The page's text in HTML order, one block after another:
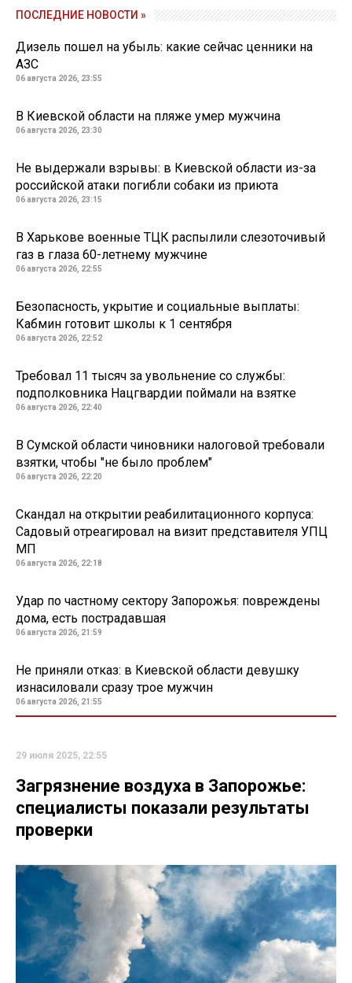
ПОСЛЕДНИЕ НОВОСТИ »
Дизель пошел на убыль: какие сейчас ценники на
АЗС
06 августа 2026, 23:55
В Киевской области на пляже умер мужчина
06 августа 2026, 23:30
Не выдержали взрывы: в Киевской области из-за
российской атаки погибли собаки из приюта
06 августа 2026, 23:15
В Харькове военные ТЦК распылили слезоточивый
газ в глаза 60-летнему мужчине
06 августа 2026, 22:55
Безопасность, укрытие и социальные выплаты:
Кабмин готовит школы к 1 сентября
06 августа 2026, 22:52
Требовал 11 тысяч за увольнение со службы:
подполковника Нацгвардии поймали на взятке
06 августа 2026, 22:40
В Сумской области чиновники налоговой требовали
взятки, чтобы "не было проблем"
06 августа 2026, 22:20
Скандал на открытии реабилитационного корпуса:
Садовый отреагировал на визит представителя УПЦ
МП
06 августа 2026, 22:18
Удар по частному сектору Запорожья: повреждены
дома, есть пострадавшая
06 августа 2026, 21:59
Не приняли отказ: в Киевской области девушку
изнасиловали сразу трое мужчин
06 августа 2026, 21:55
29 июля 2025, 22:55
Загрязнение воздуха в Запорожье:
специалисты показали результаты
проверки